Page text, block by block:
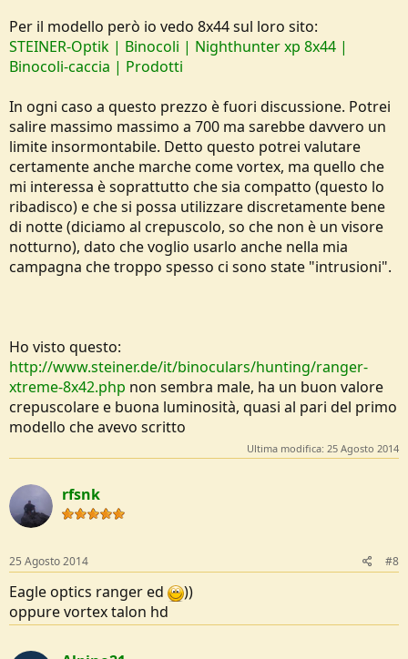
Per il modello però io vedo 8x44 sul loro sito:
STEINER-Optik | Binocoli | Nighthunter xp 8x44 |
Binocoli-caccia | Prodotti
In ogni caso a questo prezzo è fuori discussione. Potrei
salire massimo massimo a 700 ma sarebbe davvero un
limite insormontabile. Detto questo potrei valutare
certamente anche marche come vortex, ma quello che
mi interessa è soprattutto che sia compatto (questo lo
ribadisco) e che si possa utilizzare discretamente bene
di notte (diciamo al crepuscolo, so che non è un visore
notturno), dato che voglio usarlo anche nella mia
campagna che troppo spesso ci sono state "intrusioni".
Ho visto questo:
http://www.steiner.de/it/binoculars/hunting/ranger-
xtreme-8x42.php non sembra male, ha un buon valore
crepuscolare e buona luminosità, quasi al pari del primo
modello che avevo scritto
Ultima modifica: 25 Agosto 2014
rfsnk
25 Agosto 2014 #8
Eagle optics ranger ed
))
oppure vortex talon hd